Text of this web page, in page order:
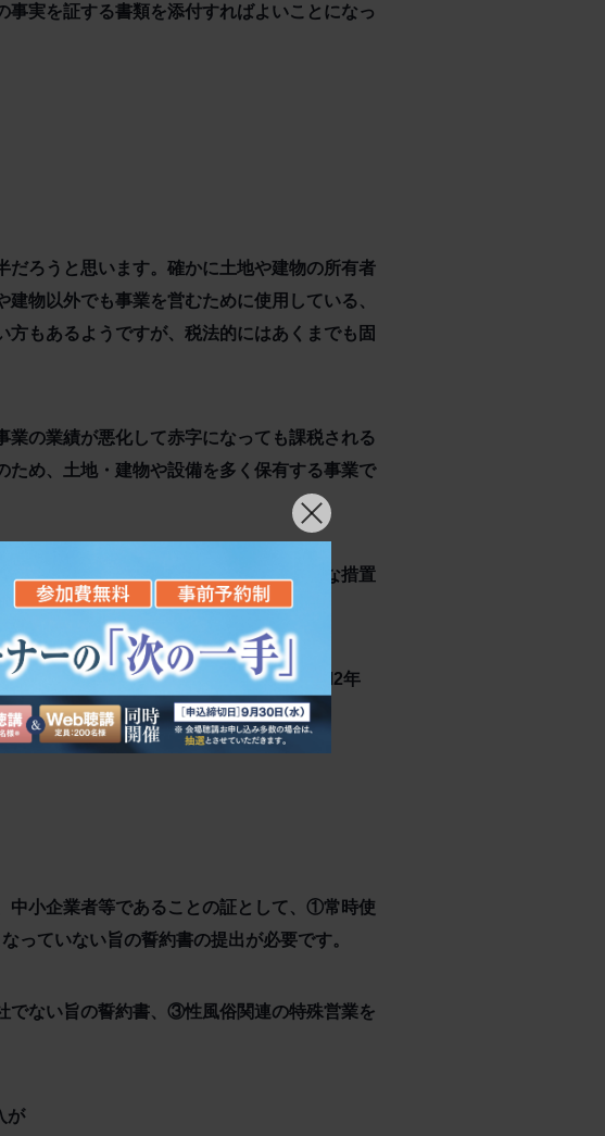
実を証する書類を添付すればよいことになっ
だろうと思います。確かに土地や建物の所有者
物以外でも事業を営むために使用している、
もあるようですが、税法的にはあくまでも固
の業績が悪化して赤字になっても課税される
ため、土地・建物や設備を多く保有する事業で
の税負担を軽減するため、以下のような措置
軽減されるものであって、今年度（令和2年
中小企業者等であることの証として、①常時使
っていない旨の誓約書の提出が必要です。
ない旨の誓約書、③性風俗関連の特殊営業を
が